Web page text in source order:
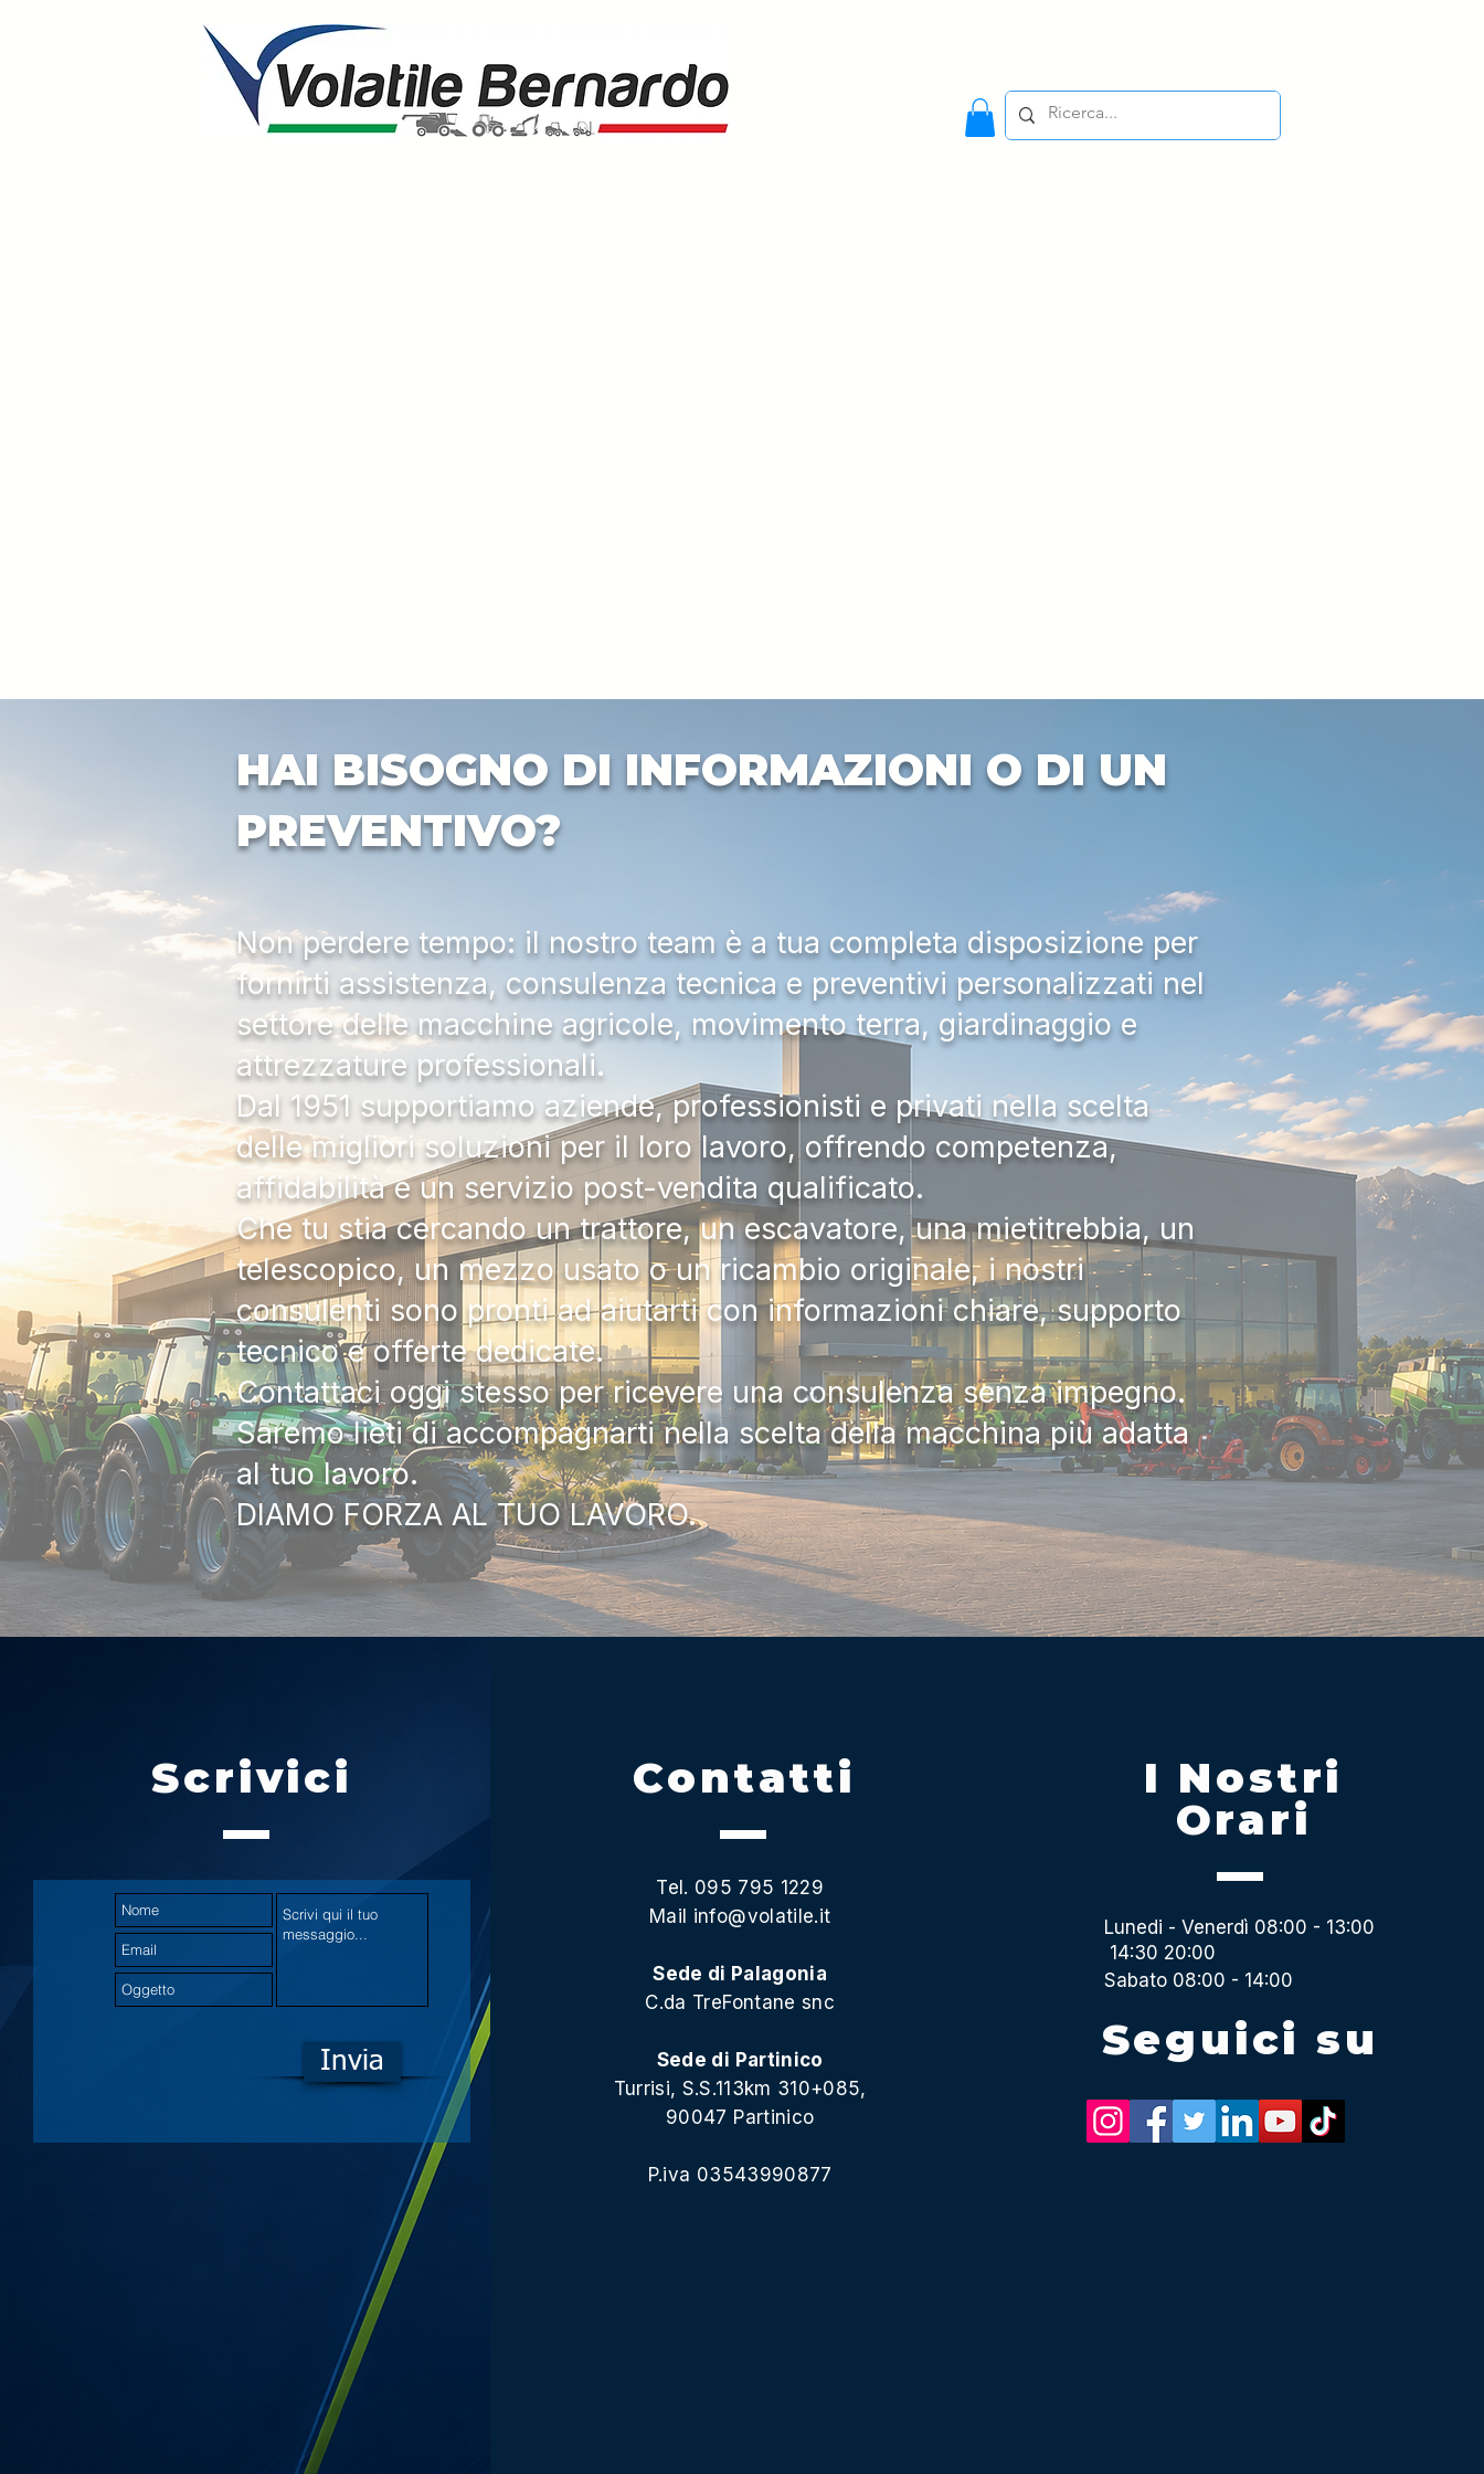
HAI BISOGNO DI INFORMAZIONI O DI UN
PREVENTIVO?
Non perdere tempo: il nostro team è a tua completa disposizione per
fornirti assistenza, consulenza tecnica e preventivi personalizzati nel
settore delle macchine agricole, movimento terra, giardinaggio e
attrezzature professionali.
Dal 1951 supportiamo aziende, professionisti e privati nella scelta
delle migliori soluzioni per il loro lavoro, offrendo competenza,
affidabilità e un servizio post-vendita qualificato.
Che tu stia cercando un trattore, un escavatore, una mietitrebbia, un
telescopico, un mezzo usato o un ricambio originale, i nostri
consulenti sono pronti ad aiutarti con informazioni chiare, supporto
tecnico e offerte dedicate.
Contattaci oggi stesso per ricevere una consulenza senza impegno.
Saremo lieti di accompagnarti nella scelta della macchina più adatta
al tuo lavoro.
DIAMO FORZA AL TUO LAVORO.
Scrivici
Invia
Contatti
Tel. 095 795 1229
Mail info@volatile.it
Sede di Palagonia
C.da TreFontane snc
Sede di Partinico
Turrisi, S.S.113km 310+085,
90047 Partinico
P.iva 03543990877
I Nostri
Orari
Lunedi - Venerdì 08:00 - 13:00
14:30 20:00
Sabato 08:00 - 14:00
Seguici su